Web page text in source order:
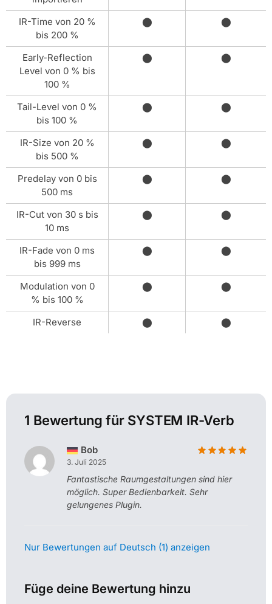
IR-Time von 20 %
bis 200 %
⬤ ⬤
Early-Reflection
Level von 0 % bis
100 %
⬤ ⬤
Tail-Level von 0 %
bis 100 %
⬤ ⬤
IR-Size von 20 %
bis 500 %
⬤ ⬤
Predelay von 0 bis
500 ms
⬤ ⬤
IR-Cut von 30 s bis
10 ms
⬤ ⬤
IR-Fade von 0 ms
bis 999 ms
⬤ ⬤
Modulation von 0
% bis 100 %
⬤ ⬤
IR-Reverse ⬤ ⬤
1 Bewertung für SYSTEM IR-Verb
Bob
3. Juli 2025
Fantastische Raumgestaltungen sind hier
möglich. Super Bedienbarkeit. Sehr
gelungenes Plugin.
Nur Bewertungen auf Deutsch (1) anzeigen
Füge deine Bewertung hinzu